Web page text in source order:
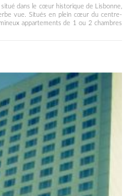
dans le cœur historique de Lisbonne,
vue. Situés en plein cœur du centre-
appartements de 1 ou 2 chambres